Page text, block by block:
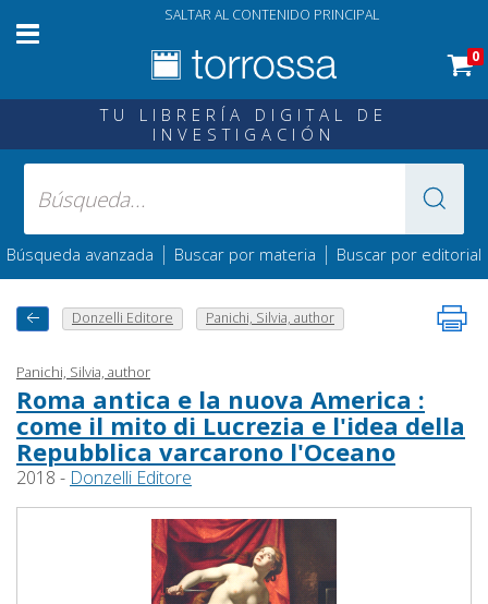
SALTAR AL CONTENIDO PRINCIPAL
0
TU LIBRERÍA DIGITAL DE
INVESTIGACIÓN
Búsqueda avanzada | Buscar por materia | Buscar por editorial
Donzelli Editore Panichi, Silvia, author
Panichi, Silvia, author
Roma antica e la nuova America :
come il mito di Lucrezia e l'idea della
Repubblica varcarono l'Oceano
2018 - Donzelli Editore